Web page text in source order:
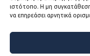
ιστότοπο. Η μη
να επηρεάσει αρνητικά
Εγγραφείτε